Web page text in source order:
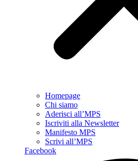
Homepage
Chi siamo
Aderisci all’MPS
Iscriviti alla Newsletter
Manifesto MPS
Scrivi all’MPS
Facebook